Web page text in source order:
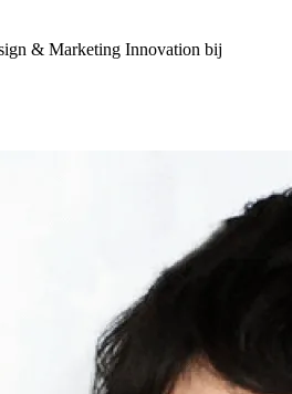
& Marketing Innovation bij